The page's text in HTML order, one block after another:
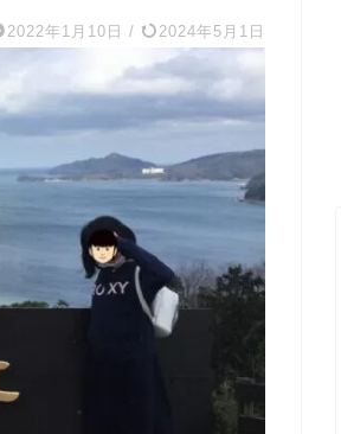
2022年1月10日 / 2024年5月1日